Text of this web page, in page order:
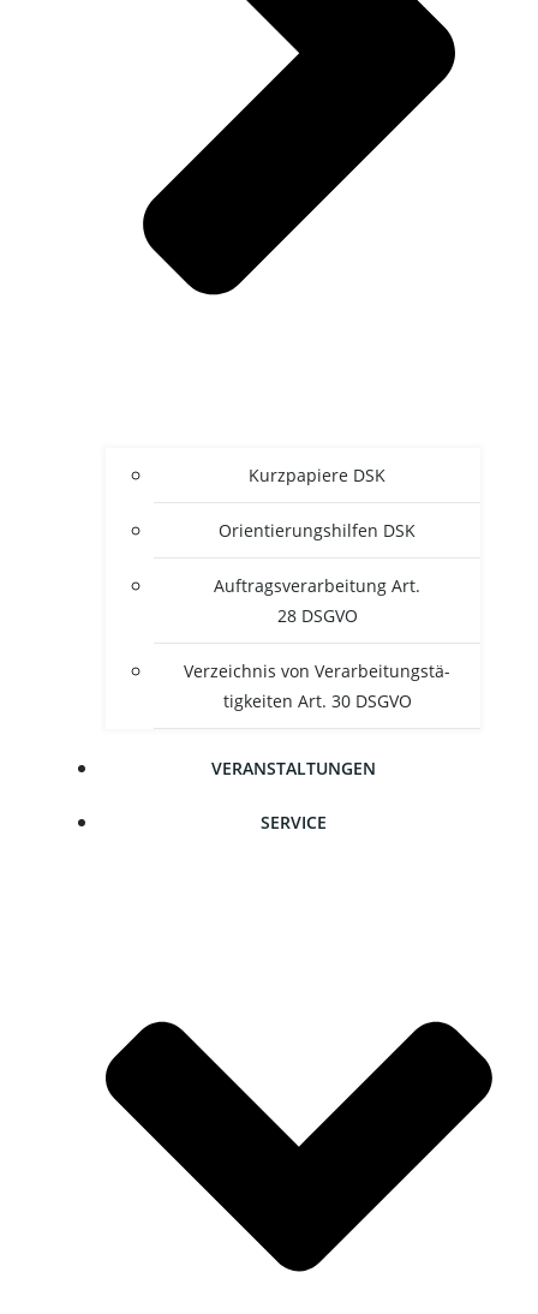
Kurz­pa­pie­re DSK
Ori­en­tie­rungs­hil­fen DSK
Auf­trags­ver­ar­bei­tung Art.
28 DSGVO
Ver­zeich­nis von Ver­ar­bei­tungs­tä­
tig­kei­ten Art. 30 DSGVO
VER­AN­STAL­TUN­GEN
SER­VICE